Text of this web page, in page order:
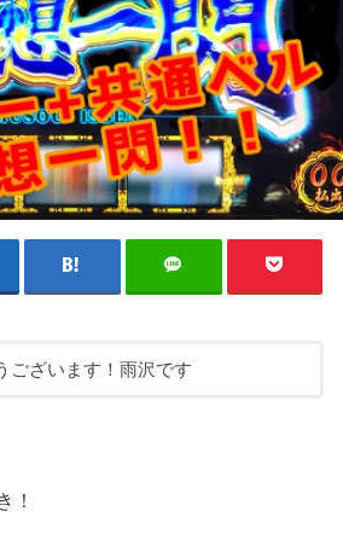
ございます！雨沢です
！